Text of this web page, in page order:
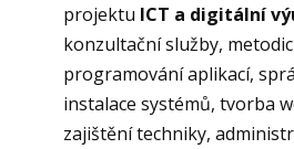
projektu ICT a digitální
konzultační služby,
programování aplikací,
instalace systémů, tvorba
zajištění techniky,